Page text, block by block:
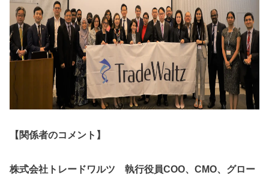
【関係者のコメント】
株式会社トレードワルツ 執行役員COO、CMO、グロー